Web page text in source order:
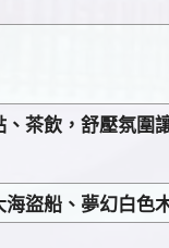
、茶飲，舒壓氛圍
盜船、夢幻白